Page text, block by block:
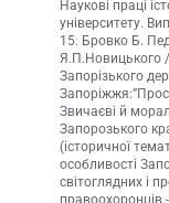
Наукові праці
університету.
15. Бровко Б.
Я.П.Новицького
Запорізького
Звичаєві й
Запорозького
(історичної
особливості
світоглядних і